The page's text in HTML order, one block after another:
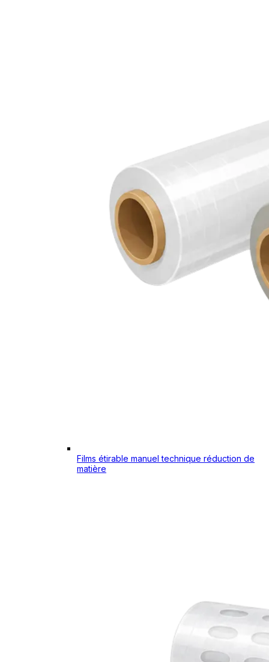
Films étirable manuel technique réduction de
matière